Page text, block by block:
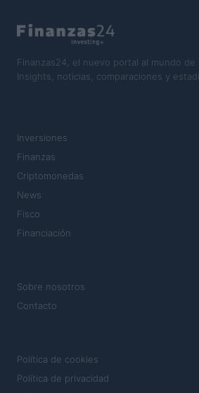
Finanzas24, el nuevo portal al mundo de
Insights, noticias, comparaciones y
Inversiones
Finanzas
Criptomonedas
News
Fisco
Financiación
Sobre nosotros
Contacto
Política de cookies
Política de privacidad